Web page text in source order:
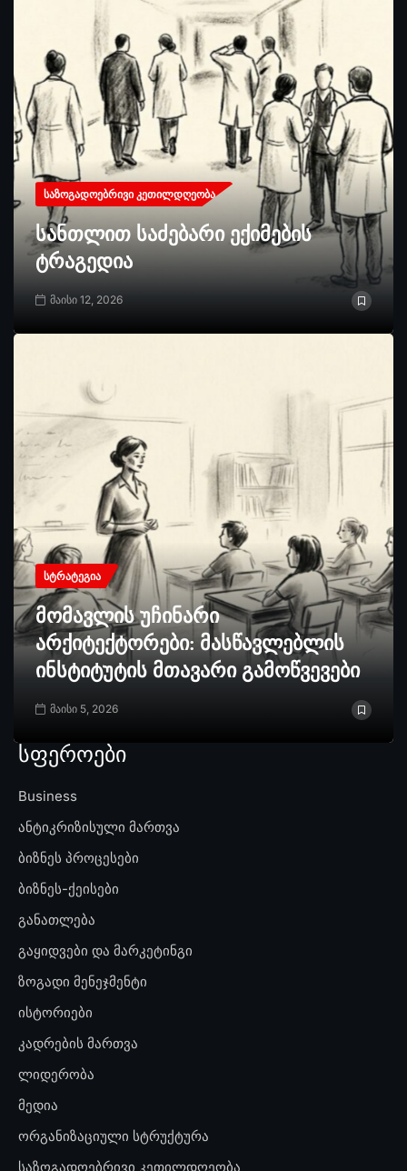
ᲡᲐᲖᲝᲒᲐᲓᲝᲔᲑᲠᲘᲕᲘ ᲙᲔᲗᲘᲚᲓᲦᲔᲝᲑᲐ
სანთლით საძებარი ექიმების
ტრაგედია
მაისი 12, 2026
ᲡᲢᲠᲐᲢᲔᲒᲘᲐ
მომავლის უჩინარი
არქიტექტორები: მასწავლებლის
ინსტიტუტის მთავარი გამოწვევები
მაისი 5, 2026
სფეროები
Business
ანტიკრიზისული მართვა
ბიზნეს პროცესები
ბიზნეს-ქეისები
განათლება
გაყიდვები და მარკეტინგი
ზოგადი მენეჯმენტი
ისტორიები
კადრების მართვა
ლიდერობა
მედია
ორგანიზაციული სტრუქტურა
საზოგადოებრივი კეთილდღეობა